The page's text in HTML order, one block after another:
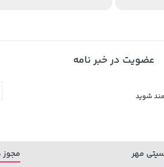
عضویت در خبر نامه
شوید
مهر مجوز